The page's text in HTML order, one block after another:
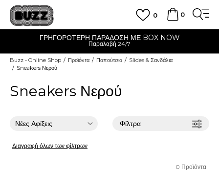
0
0
ΓΡΗΓΟΡΟΤΕΡΗ ΠΑΡΑΔΟΣΗ ΜΕ BOX NOW
Παραλαβή 24/7
Buzz - Online Shop Προϊόντα Παπούτσια
Slides & Σανδάλια
Sneakers Νερού
Sneakers Νερού
Φίλτρα
Διαγραφή όλων των φίλτρων
0 Προϊόντα